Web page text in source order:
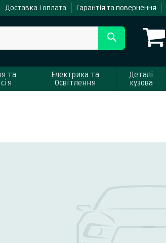
Доставка і оплата Гарантія та повернення
та
Електрика та
Освітлення
Деталі
кузова